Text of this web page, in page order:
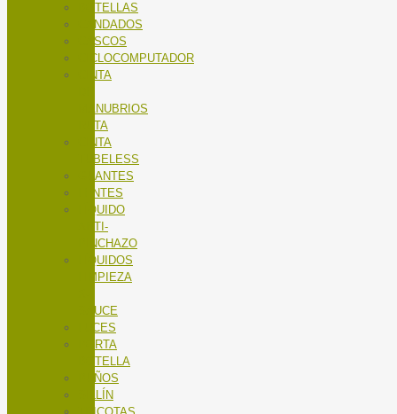
BOTELLAS
CANDADOS
CASCOS
CICLOCOMPUTADOR
CINTA
MANUBRIOS
RUTA
CINTA
TUBELESS
GUANTES
LENTES
LÍQUIDO
ANTI-
PINCHAZO
LÍQUIDOS
LIMPIEZA
SAUCE
LUCES
PORTA
BOTELLA
PUÑOS
SILLÍN